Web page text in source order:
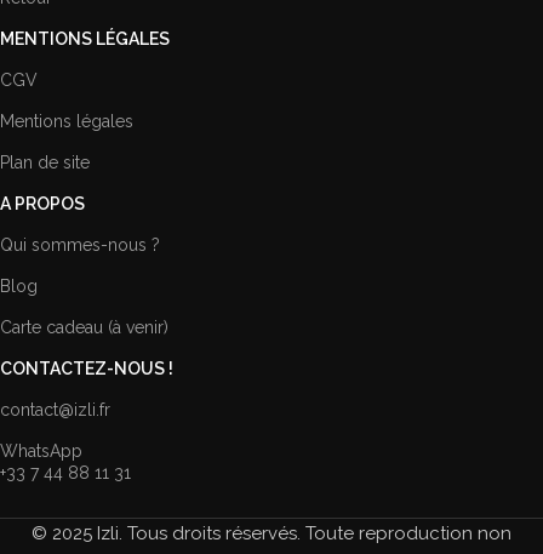
MENTIONS LÉGALES
CGV
Mentions légales
Plan de site
A PROPOS
Qui sommes-nous ?
Blog
Carte cadeau (à venir)
CONTACTEZ-NOUS !
contact@izli.fr
WhatsApp
+33 7 44 88 11 31
© 2025 Izli. Tous droits réservés. Toute reproduction non